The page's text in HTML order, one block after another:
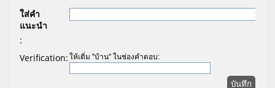
ใส่คำ
แนะนำ
:
Verification: ให้เติ่ม "บ้าน" ในช่องคำตอบ: